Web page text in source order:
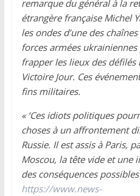
remarque du général à la
étrangère française Michel
les ondes d’une des
forces armées
frapper les lieux des
Victoire Jour. Ces
fins militaires.
« ‘Ces idiots politiques
choses à un affrontement
Russie. Il est assis à Paris,
Moscou, la tête vide et une
des conséquences
https://www.news-